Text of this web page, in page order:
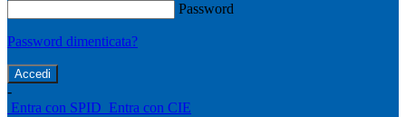
Password
Password dimenticata?
-
Entra con SPID Entra con CIE